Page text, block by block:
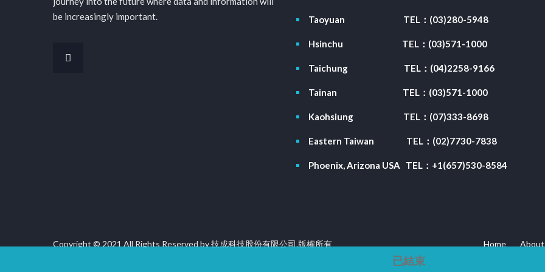
已結束
be increasingly important.
Taoyuan TEL：(03)280-5948
Hsinchu TEL：(03)571-1000
Taichung TEL：(04)2258-9166
Tainan TEL：(03)571-1000
Kaohsiung TEL：(07)333-8698
Eastern Taiwan TEL：(02)7730-7838
Phoenix, Arizona USA TEL：+1(657)530-8584
Copyright © 2021 All Rights Reserved by 技成科技股份有限公司.版權所有 Home About